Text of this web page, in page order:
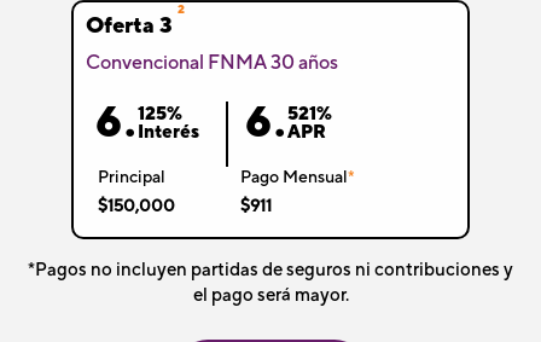
Oferta 3
2
Convencional FNMA 30 años
6.125%
Interés 6.521%
APR
Principal
$150,000
Pago Mensual*
$911
*Pagos no incluyen partidas de seguros ni contribuciones y
el pago será mayor.